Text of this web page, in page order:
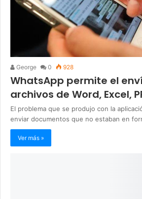
George 0 928
WhatsApp permite el
archivos de Word, Excel,
El problema que se produjo con la
enviar documentos que no estaban en
Ver más »